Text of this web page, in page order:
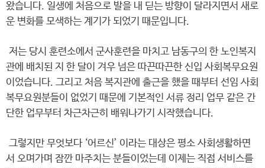
왔습니다. 일생에 처음으로 발을 내 딛는 방향이 달라지면서 새로
운 변화를 모색하는 계기가 되었기 때문입니다.
저는 당시 훈련소에서 군사훈련을 마치고 남동구의 한 노인복지
관에 배치된 지 한 달이 겨우 넘은 따끈따끈한 신입 사회복무요원
이었습니다. 그리고 처음 복지관에 출근을 했을 때부터 선임 사회
복무요원분들이 없었기 때문에 기본적인 서류 정리 업무 같은 간
단한 업무부터 차근차근히 배워나가기 시작했습니다.
그렇지만 무엇보다 ‘어르신’ 이라는 대상은 평소 사회생활하면
서 오며가며 잠깐 마주치는 분들이었는데 이제는 직접 서비스를